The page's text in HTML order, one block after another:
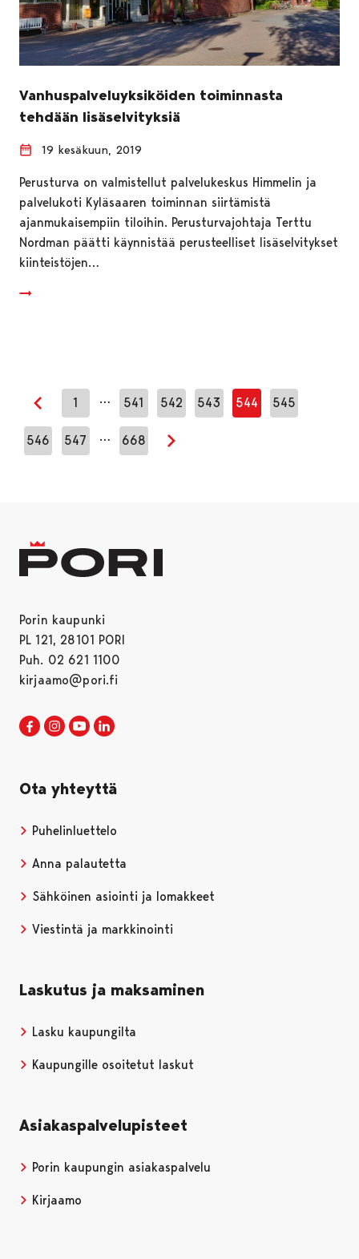
Vanhuspalveluyksiköiden toiminnasta
tehdään lisäselvityksiä
19 kesäkuun, 2019
Perusturva on valmistellut palvelukeskus Himmelin ja
palvelukoti Kyläsaaren toiminnan siirtämistä
ajanmukaisempiin tiloihin. Perusturvajohtaja Terttu
Nordman päätti käynnistää perusteelliset lisäselvitykset
kiinteistöjen…
Edellinen sivu
1 … 541 542 543 544 545
546 547 … 668
Seuraava sivu
Porin kaupunki
PL 121, 28101 PORI
Puh. 02 621 1100
kirjaamo@pori.fi
Porin kaupunki Facebookissa
Avautuu uudessa välilehdessä
Porin kaupunki Instagramissa
Avautuu uudessa välilehdessä
Porin kaupunki Youtubessa
Avautuu uudessa välilehdessä
Ota yhteyttä
Puhelinluettelo
Anna palautetta
Sähköinen asiointi ja lomakkeet
Viestintä ja markkinointi
Laskutus ja maksaminen
Lasku kaupungilta
Kaupungille osoitetut laskut
Asiakaspalvelupisteet
Porin kaupungin asiakaspalvelu
Kirjaamo